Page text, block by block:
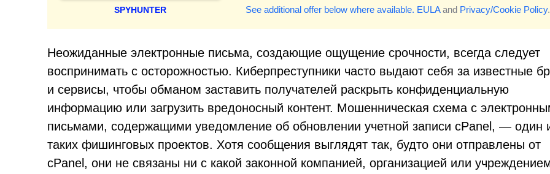
SPYHUNTER See additional offer below where available. EULAand Privacy/Cookie Policy.
Неожиданные электронные письма, создающие ощущение срочности, всегда следует
воспринимать с осторожностью. Киберпреступники часто выдают себя за известные
и сервисы, чтобы обманом заставить получателей раскрыть конфиденциальную
информацию или загрузить вредоносный контент. Мошенническая схема с
письмами, содержащими уведомление об обновлении учетной записи cPanel, — один
таких фишинговых проектов. Хотя сообщения выглядят так, будто они отправлены от
cPanel, они не связаны ни с какой законной компанией, организацией или